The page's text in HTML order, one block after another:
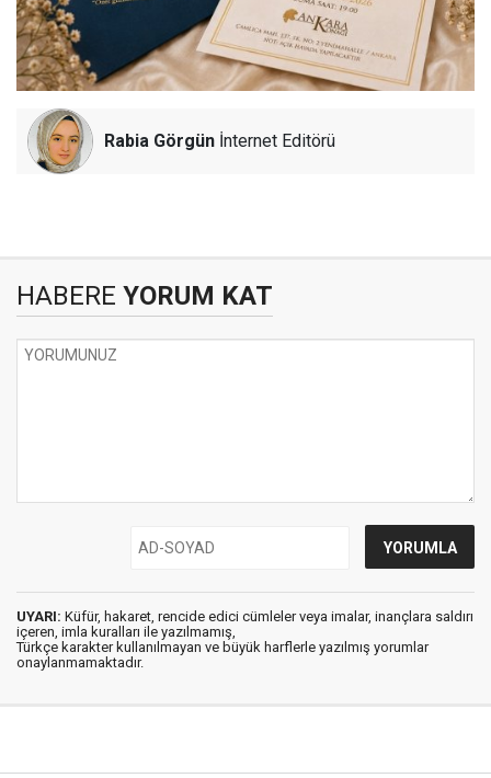
Rabia Görgün İnternet Editörü
HABERE YORUM KAT
UYARI: Küfür, hakaret, rencide edici cümleler veya imalar, inançlara saldırı
içeren, imla kuralları ile yazılmamış,
Türkçe karakter kullanılmayan ve büyük harflerle yazılmış yorumlar
onaylanmamaktadır.